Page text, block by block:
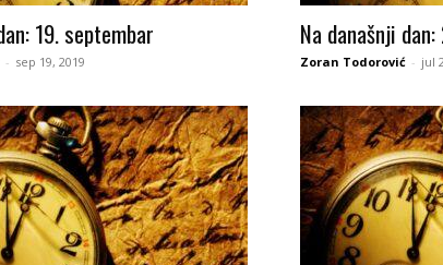
19. septembar
- sep 19, 2019
Na današnji
Zoran Todorović - jul